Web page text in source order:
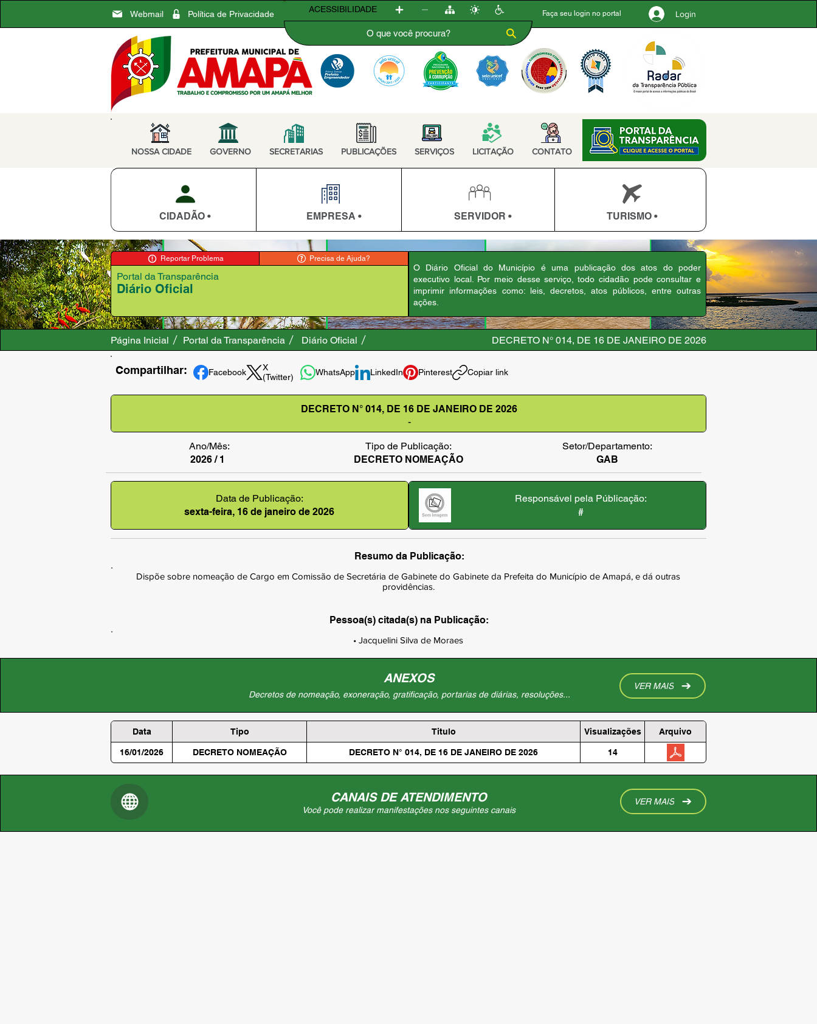
Webmail Política de Privacidade Faça seu login no portal Login
ACESSIBILIDADE
NOSSA CIDADE GOVERNO SECRETARIAS PUBLICAÇÕES SERVIÇOS LICITAÇÃO CONTATO
CIDADÃO • EMPRESA • SERVIDOR • TURISMO •
Reportar Problema Precisa de Ajuda?
Diário Oficial
Portal da Transparência
O Diário Oficial do Município é uma publicação dos atos do poder
executivo local. Por meio desse serviço, todo cidadão pode consultar e
imprimir informações como: leis, decretos, atos públicos, entre outras
ações.
Página Inicial Portal da Transparência Diário Oficial DECRETO N° 014, DE 16 DE JANEIRO DE 2026
Compartilhar: Facebook
X
(Twitter)
WhatsApp LinkedIn Pinterest Copiar link
DECRETO N° 014, DE 16 DE JANEIRO DE 2026
-
Ano/Mês:
2026 / 1
Tipo de Publicação:
DECRETO NOMEAÇÃO
Setor/Departamento:
GAB
Data de Publicação:
sexta-feira, 16 de janeiro de 2026
Responsável pela Públicação:
#
Resumo da Publicação:
Dispõe sobre nomeação de Cargo em Comissão de Secretária de Gabinete do Gabinete da Prefeita do Município de Amapá, e dá outras
providências.
Pessoa(s) citada(s) na Publicação:
• Jacquelini Silva de Moraes
ANEXOS
Decretos de nomeação, exoneração, gratificação, portarias de diárias, resoluções...
VER MAIS
Data Tipo Titulo Visualizações Arquivo
16/01/2026 DECRETO NOMEAÇÃO DECRETO N° 014, DE 16 DE JANEIRO DE 2026 14
CANAIS DE ATENDIMENTO
Você pode realizar manifestações nos seguintes canais
VER MAIS